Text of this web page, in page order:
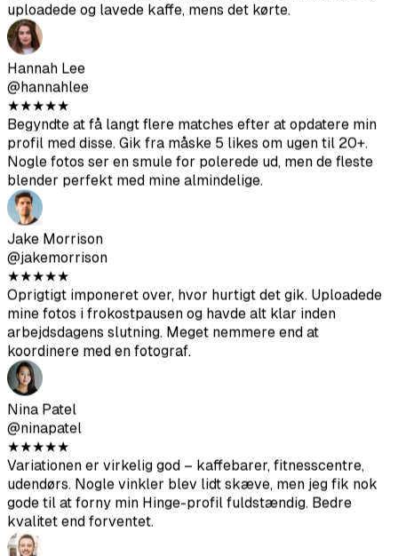
Ethan Williams
@ethanw
★★★★★
Fotos blev bedre end forventet. Tog ca. 30 minutter. Jeg
uploadede og lavede kaffe, mens det kørte.
Hannah Lee
@hannahlee
★★★
Begyndte at få langt flere matches efter at opdatere min
profil med disse. Gik fra måske 5 likes om ugen til 20+.
Nogle fotos ser en smule for polerede ud, men de fleste
blender perfekt med mine almindelige.
Jake Morrison
@jakemorrison
★★★
Oprigtigt imponeret over, hvor hurtigt det gik. Uploadede
mine fotos i frokostpausen og havde alt klar inden
arbejdsdagens slutning. Meget nemmere end at
koordinere med en fotograf.
Nina Patel
@ninapatel